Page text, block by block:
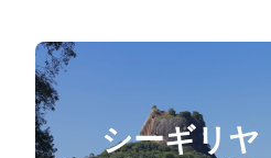
シーギリヤ